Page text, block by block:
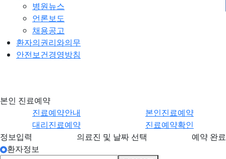
병원뉴스
언론보도
채용공고
환자의권리와의무
안전보건경영방침
약 약
본인 진료예약
진료예약안내
본인진료예약
대리진료예약
진료예약확인
정보입력
의료진 및 날짜 선택
예약 완료
환자정보